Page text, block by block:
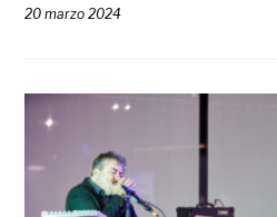
20 marzo 2024